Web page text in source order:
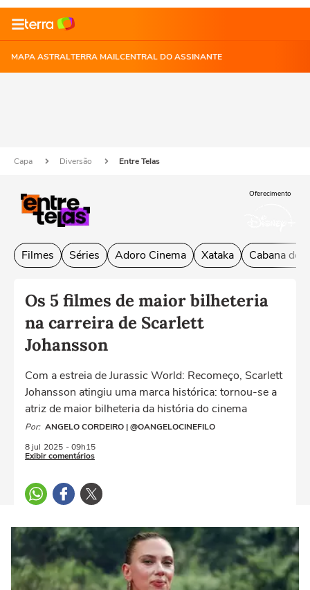
MAPA ASTRALTERRA MAILCENTRAL DO ASSINANTE
Capa Diversão Entre Telas
Oferecimento
Filmes Séries Adoro Cinema Xataka Cabana do
Os 5 filmes de maior bilheteria
na carreira de Scarlett
Johansson
Com a estreia de Jurassic World: Recomeço, Scarlett
Johansson atingiu uma marca histórica: tornou-se a
atriz de maior bilheteria da história do cinema
Por: ANGELO CORDEIRO | @OANGELOCINEFILO
8 jul 2025 - 09h15
Exibir comentários